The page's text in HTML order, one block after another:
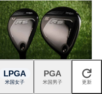
プロギアのRS DUOはFW・UT
も完成度が高く購入者続出！
閉じる
LPGA
米国女子
PGA
米国男子 更新